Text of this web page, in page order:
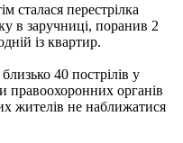
сталася перестрілка
в заручниці, поранив 2
із квартир.
40 пострілів у
правоохоронних органів
жителів не наближатися